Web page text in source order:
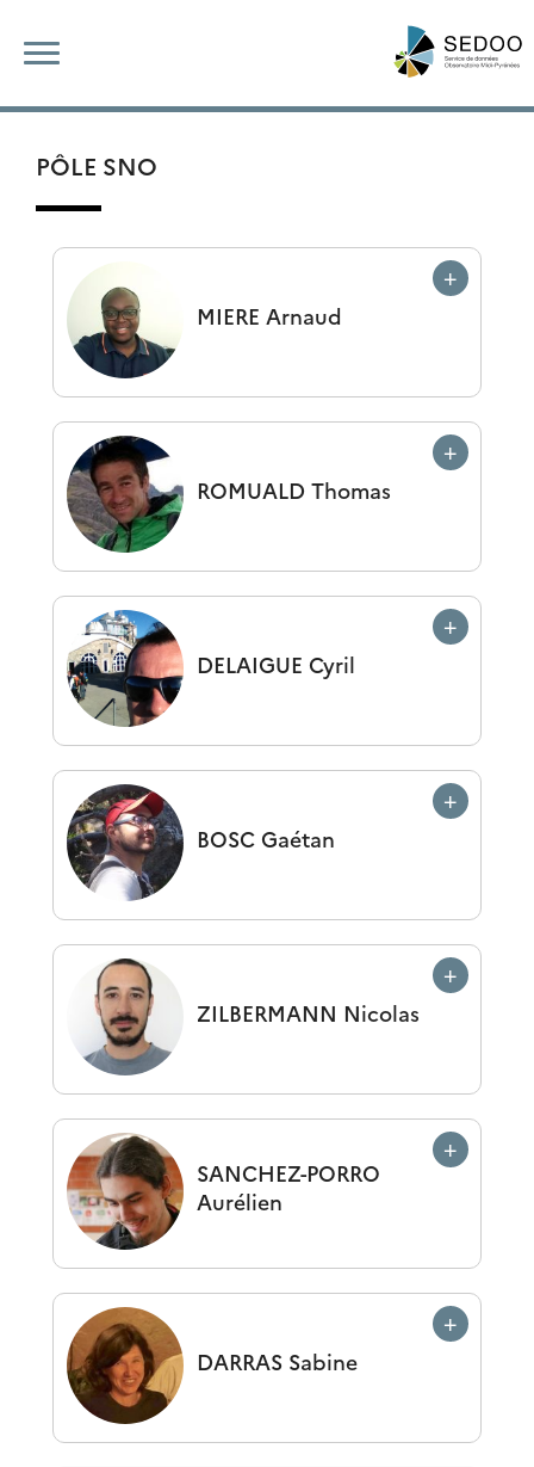
content
PÔLE SNO
MIERE Arnaud
ROMUALD Thomas
DELAIGUE Cyril
BOSC Gaétan
ZILBERMANN Nicolas
SANCHEZ-PORRO
Aurélien
DARRAS Sabine